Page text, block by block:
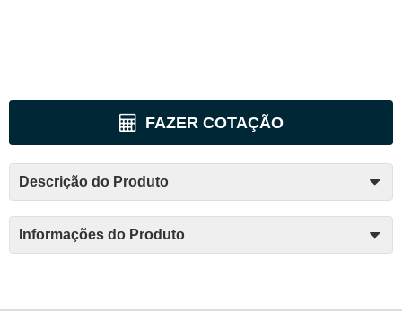
FAZER COTAÇÃO
Descrição do Produto
Informações do Produto